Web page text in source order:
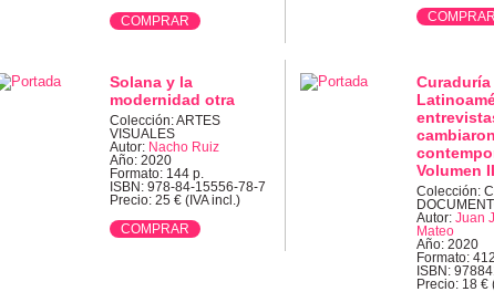
Solana y la
modernidad otra
Colección: ARTES
VISUALES
Autor: Nacho Ruiz
Año: 2020
Formato: 144 p.
ISBN: 978-84-15556-78-7
Precio: 25 € (IVA incl.)
Curaduría
Volumen II
Colección:
Autor: Juan
Mateo
Año: 2020
Formato:
ISBN:
Precio: 18 €